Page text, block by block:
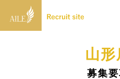
山形
募集